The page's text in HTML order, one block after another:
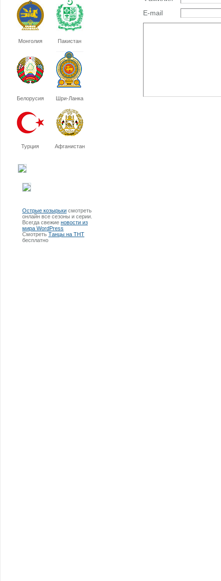
Монголия Пакистан
Белорусия Шри-Ланка
Турция Афганистан
Острые козырьки смотреть
онлайн все сезоны и серии.
Всегда свежие новости из
мира WordPress
Смотреть Танцы на ТНТ
бесплатно
E-mail